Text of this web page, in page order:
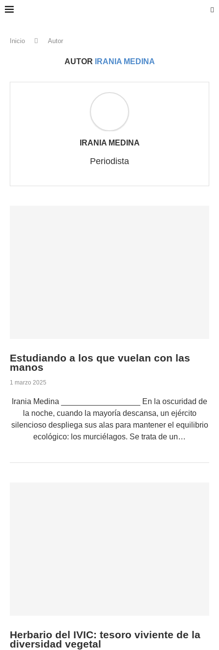
Inicio Autor
AUTOR IRANIA MEDINA
IRANIA MEDINA
Periodista
Estudiando a los que vuelan con las
manos
1 marzo 2025
Irania Medina __________________ En la oscuridad de
la noche, cuando la mayoría descansa, un ejército
silencioso despliega sus alas para mantener el equilibrio
ecológico: los murciélagos. Se trata de un…
Herbario del IVIC: tesoro viviente de la
diversidad vegetal